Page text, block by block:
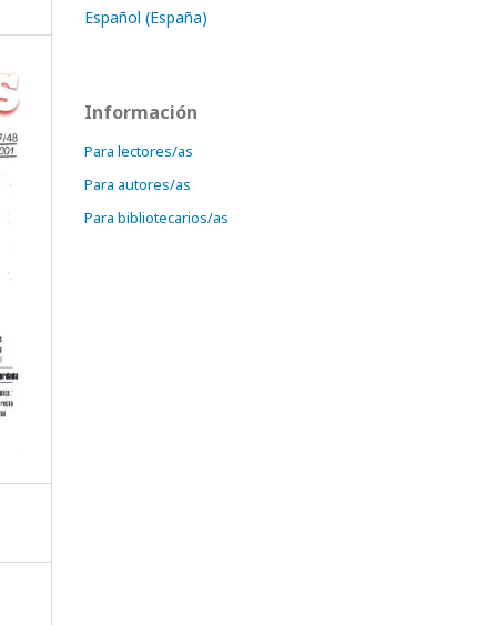
Español (España)
Información
Para lectores/as
Para autores/as
Para bibliotecarios/as